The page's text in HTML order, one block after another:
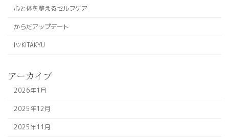
心と体を整えるセルフケア
からだアップデート
I♡KITAKYU
アーカイブ
2026年1月
2025年12月
2025年11月